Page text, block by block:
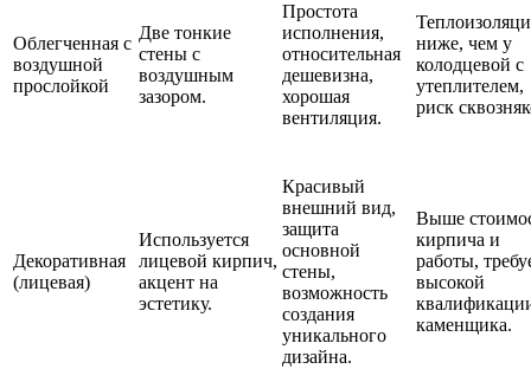
Облегченная с
воздушной
прослойкой
Две тонкие
стены с
воздушным
зазором.
Простота
исполнения,
относительная
дешевизна,
хорошая
вентиляция.
ниже, чем у
колодцевой с
утеплителем,
риск
Декоративная
(лицевая)
Используется
лицевой кирпич,
акцент на
эстетику.
Красивый
внешний вид,
защита
основной
стены,
возможность
создания
уникального
дизайна.
Выше
кирпича и
работы,
высокой
каменщика.